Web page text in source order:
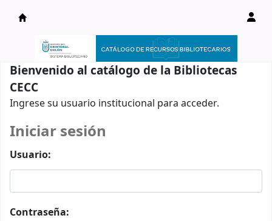
Catálogo en línea
Bienvenido al catálogo de la Bibliotecas
CECC
Ingrese su usuario institucional para acceder.
Iniciar sesión
Usuario:
Contraseña: